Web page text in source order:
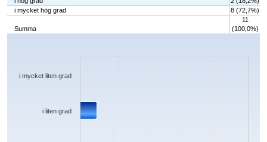
i mycket hög grad
8 (72,7%)
Summa
11
(100,0%)
Chart
The chart has 1 X axis displaying categories.
i liten grad
i mycket liten grad